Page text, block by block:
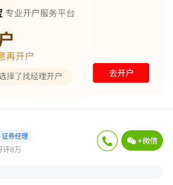
证券经理
评8万